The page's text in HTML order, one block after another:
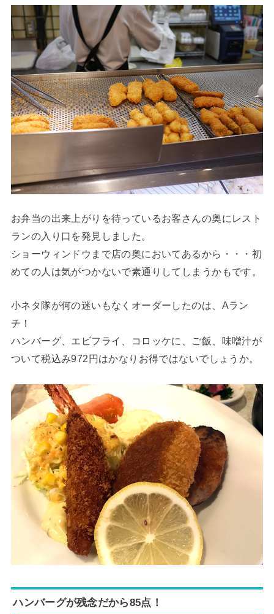
お弁当の出来上がりを待っているお客さんの奥にレスト
ランの入り口を発見しました。
ショーウィンドウまで店の奥においてあるから・・・初
めての人は気がつかないで素通りしてしまうかもです。
小ネタ隊が何の迷いもなくオーダーしたのは、Aラン
チ！
ハンバーグ、エビフライ、コロッケに、ご飯、味噌汁が
ついて税込み972円はかなりお得ではないでしょうか。
ハンバーグが残念だから85点！